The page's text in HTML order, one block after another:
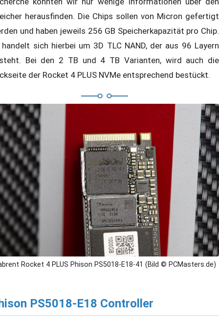
herausfinden. Die Chips sollen von Micron gefertigt
und haben jeweils 256 GB Speicherkapazität pro Chip.
handelt sich hierbei um 3D TLC NAND, der aus 96 Layern
Bei den 2 TB und 4 TB Varianten, wird auch die
der Rocket 4 PLUS NVMe entsprechend bestückt.
Rocket 4 PLUS Phison PS5018-E18-41 (Bild © PCMasters.de)
PS5018-E18 Controller